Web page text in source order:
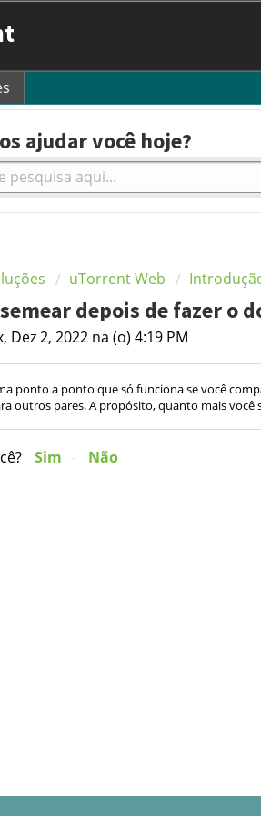
ajudar você hoje?
uTorrent Web
depois de fazer o
Dez 2, 2022 na (o) 4:19 PM
ponto a ponto que só funciona se você
outros pares. A propósito, quanto mais
Sim Não